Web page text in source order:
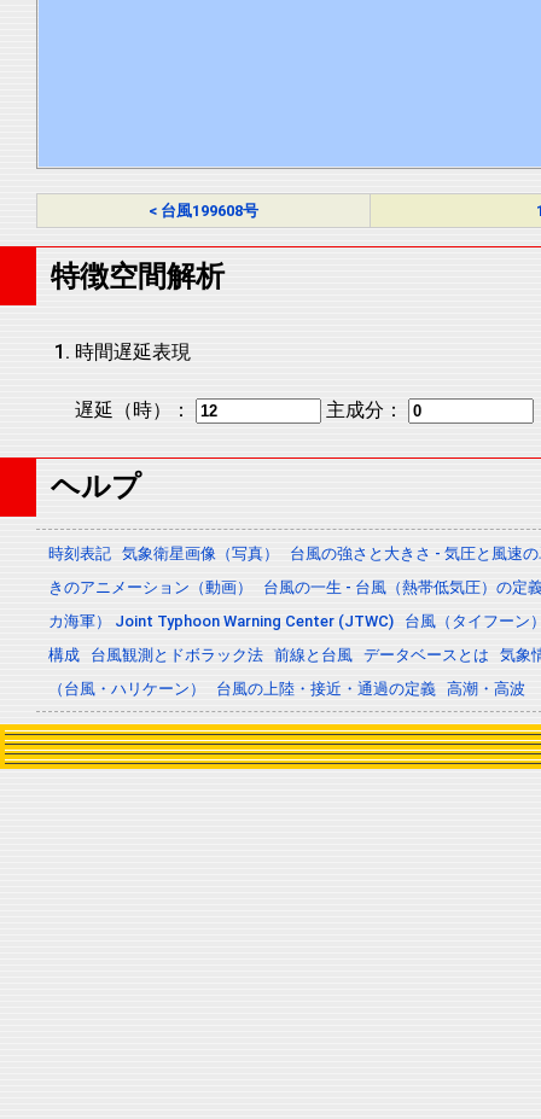
< 台風199608号
特徴空間解析
時間遅延表現
遅延（時）： 主成分：
ヘルプ
時刻表記 気象衛星画像（写真）
台風の強さと大きさ - 気圧と風速
きのアニメーション（動画）
台風の一生 - 台風（熱帯低気圧）の定
カ海軍） Joint Typhoon Warning Center (JTWC)
台風（タイフーン
構成
台風観測とドボラック法 前線と台風 データベースとは
気象
（台風・ハリケーン）
台風の上陸・接近・通過の定義 高潮・高波